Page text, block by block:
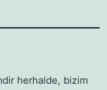
herhalde, bizim